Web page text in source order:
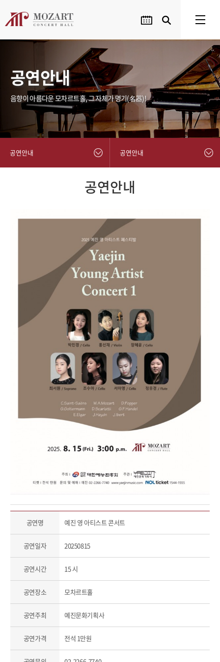
공연안내
음향이 아름다운 모차르트홀, 그 자체가 명기(名器)!
공연안내 공연안내
공연안내
공연명 예진 영 아티스트 콘서트
공연일자 20250815
공연시간 15 시
공연장소 모차르트홀
공연주최 예진문화기획사
공연가격 전석 1만원